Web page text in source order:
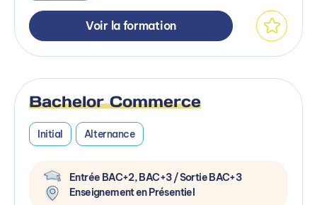
Voir la formation
Bachelor Commerce
Initial Alternance
Entrée BAC+2, BAC+3 / Sortie BAC+3
Enseignement en Présentiel